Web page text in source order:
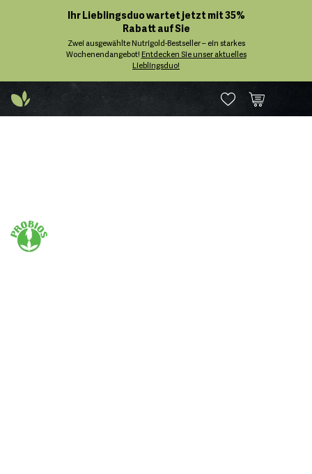
Ihr Lieblingsduo wartet jetzt mit 35%
Rabatt auf Sie
Zwei ausgewählte Nutrigold-Bestseller – ein starkes
Wochenendangebot! Entdecken Sie unser aktuelles
Lieblingsduo!